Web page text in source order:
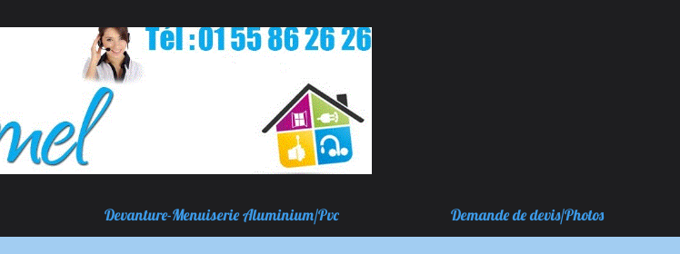
Devanture-Menuiserie Aluminium/Pvc Demande de devis/Photos